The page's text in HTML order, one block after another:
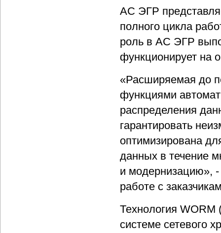
АС ЭГР
полного цикла
роль в АС ЭГР
функционирует на
«Расширяемая до
функциями
распределения
гарантировать
оптимизирована
данных в течение
и модернизацию»,
работе с
Технология WORM
системе сетевого